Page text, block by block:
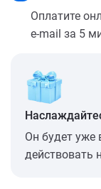
Оплатите
e-mail за 5
Он будет уже
действовать